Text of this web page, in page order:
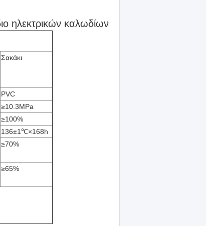
ηλεκτρικών καλωδίων
Σακάκι
PVC
≥10.3MPa
≥100%
136±1℃×168h
≥70%
≥65%